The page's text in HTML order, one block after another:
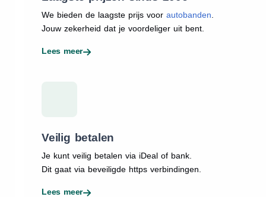
We bieden de laagste prijs voor autobanden
Jouw zekerheid dat je voordeliger uit bent.
Lees meer
Veilig betalen
Je kunt veilig betalen via iDeal of bank.
Dit gaat via beveiligde https verbindingen.
Lees meer